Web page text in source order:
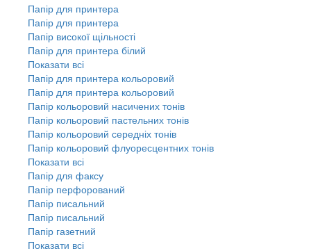
Папір для принтера
Папір для принтера
Папір високої щільності
Папір для принтера білий
Показати всі
Папір для принтера кольоровий
Папір для принтера кольоровий
Папір кольоровий насичених тонів
Папір кольоровий пастельних тонів
Папір кольоровий середніх тонів
Папір кольоровий флуоресцентних тонів
Показати всі
Папір для факсу
Папір перфорований
Папір писальний
Папір писальний
Папір газетний
Показати всі